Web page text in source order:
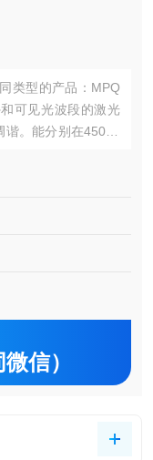
类型的产品：MPQ
可见光波段的激光
。能分别在450~2
信）